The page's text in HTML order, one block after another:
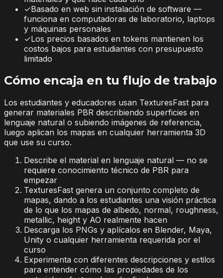
✓Basado en web sin instalación de software —
funciona en computadoras de laboratorio, laptops
y máquinas personales
✓Los precios basados en tokens mantienen los
costos bajos para estudiantes con presupuesto
limitado
Cómo encaja en tu flujo de trabajo
Los estudiantes y educadores usan TexturesFast para
generar materiales PBR describiendo superficies en
lenguaje natural o subiendo imágenes de referencia,
luego aplican los mapas en cualquier herramienta 3D
que use su curso.
Describe el material en lenguaje natural — no se
requiere conocimiento técnico de PBR para
empezar
TexturesFast genera un conjunto completo de
mapas, dando a los estudiantes una visión práctica
de lo que los mapas de albedo, normal, roughness,
metallic, height y AO realmente hacen
Descarga los PNGs y aplícalos en Blender, Maya,
Unity o cualquier herramienta requerida por el
curso
Experimenta con diferentes descripciones y estilos
para entender cómo las propiedades de los